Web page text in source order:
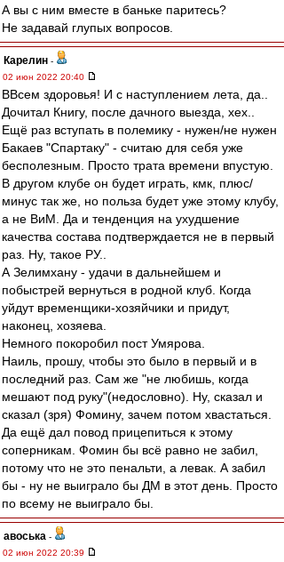
А вы с ним вместе в баньке паритесь?
Не задавай глупых вопросов.
Карелин -
02 июн 2022 20:40
ВВсем здоровья! И с наступлением лета, да..
Дочитал Книгу, после дачного выезда, хех..
Ещё раз вступать в полемику - нужен/не нужен
Бакаев "Спартаку" - считаю для себя уже
бесполезным. Просто трата времени впустую.
В другом клубе он будет играть, кмк, плюс/
минус так же, но польза будет уже этому клубу,
а не ВиМ. Да и тенденция на ухудшение
качества состава подтверждается не в первый
раз. Ну, такое РУ..
А Зелимхану - удачи в дальнейшем и
побыстрей вернуться в родной клуб. Когда
уйдут временщики-хозяйчики и придут,
наконец, хозяева.
Немного покоробил пост Умярова.
Наиль, прошу, чтобы это было в первый и в
последний раз. Сам же "не любишь, когда
мешают под руку"(недословно). Ну, сказал и
сказал (зря) Фомину, зачем потом хвастаться.
Да ещё дал повод прицепиться к этому
соперникам. Фомин бы всё равно не забил,
потому что не это пенальти, а левак. А забил
бы - ну не выиграло бы ДМ в этот день. Просто
по всему не выиграло бы.
авоська -
02 июн 2022 20:39